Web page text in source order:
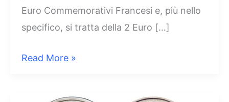
Euro Commemorativi Francesi e, più nello
specifico, si tratta della 2 Euro […]
2
Read More »